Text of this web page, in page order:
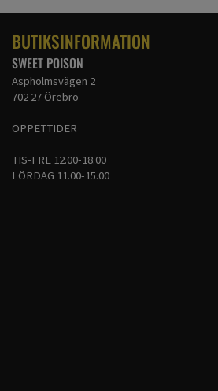
BUTIKSINFORMATION
SWEET POISON
Aspholmsvägen 2
702 27 Örebro
ÖPPETTIDER
TIS-FRE 12.00-18.00
LÖRDAG 11.00-15.00